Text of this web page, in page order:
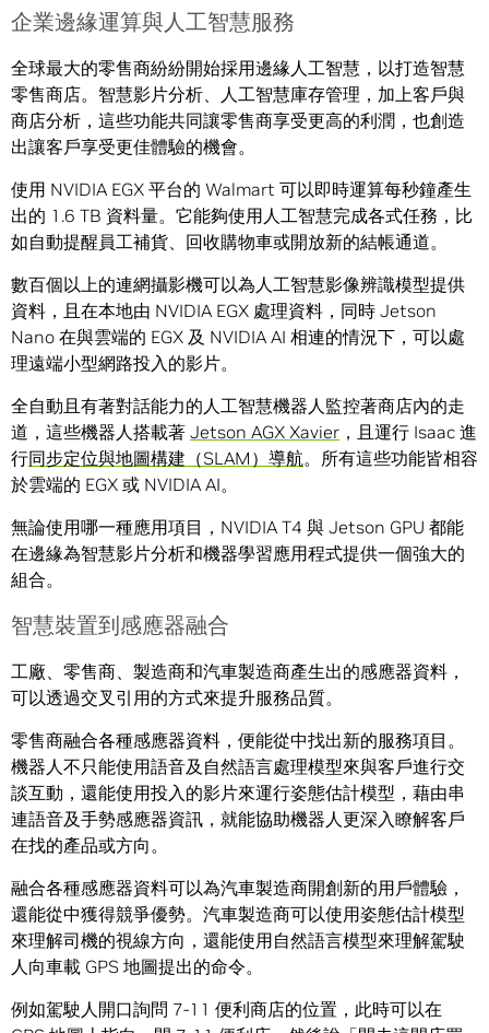
企業邊緣運算與人工智慧服務
全球最大的零售商紛紛開始採用邊緣人工智慧，以打造智慧
零售商店。智慧影片分析、人工智慧庫存管理，加上客戶與
商店分析，這些功能共同讓零售商享受更高的利潤，也創造
出讓客戶享受更佳體驗的機會。
使用 NVIDIA EGX 平台的 Walmart 可以即時運算每秒鐘產生
出的 1.6 TB 資料量。它能夠使用人工智慧完成各式任務，比
如自動提醒員工補貨、回收購物車或開放新的結帳通道。
數百個以上的連網攝影機可以為人工智慧影像辨識模型提供
資料，且在本地由 NVIDIA EGX 處理資料，同時 Jetson
Nano 在與雲端的 EGX 及 NVIDIA AI 相連的情況下，可以處
理遠端小型網路投入的影片。
全自動且有著對話能力的人工智慧機器人監控著商店內的走
道，這些機器人搭載著 Jetson AGX Xavier ，且運行 Isaac 進
行同步定位與地圖構建（SLAM）導航。所有這些功能皆相容
於雲端的 EGX 或 NVIDIA AI。
無論使用哪一種應用項目，NVIDIA T4 與 Jetson GPU 都能
在邊緣為智慧影片分析和機器學習應用程式提供一個強大的
組合。
智慧裝置到感應器融合
工廠、零售商、製造商和汽車製造商產生出的感應器資料，
可以透過交叉引用的方式來提升服務品質。
零售商融合各種感應器資料，便能從中找出新的服務項目。
機器人不只能使用語音及自然語言處理模型來與客戶進行交
談互動，還能使用投入的影片來運行姿態估計模型，藉由串
連語音及手勢感應器資訊，就能協助機器人更深入瞭解客戶
在找的產品或方向。
融合各種感應器資料可以為汽車製造商開創新的用戶體驗，
還能從中獲得競爭優勢。汽車製造商可以使用姿態估計模型
來理解司機的視線方向，還能使用自然語言模型來理解駕駛
人向車載 GPS 地圖提出的命令。
例如駕駛人開口詢問 7-11 便利商店的位置，此時可以在